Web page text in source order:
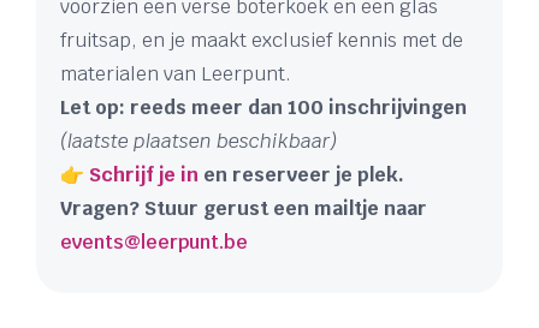
voorzien een verse boterkoek en een glas
fruitsap, en je maakt exclusief kennis met de
materialen van Leerpunt.
Let op: reeds meer dan 100 inschrijvingen
(laatste plaatsen beschikbaar)
👉 Schrijf je in en reserveer je plek.
Vragen? Stuur gerust een mailtje naar
events@leerpunt.be